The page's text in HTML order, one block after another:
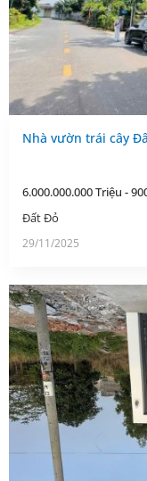
Nhà vườn trái cây
6.000.000.000 Triệu -
Đất Đỏ
29/11/2025